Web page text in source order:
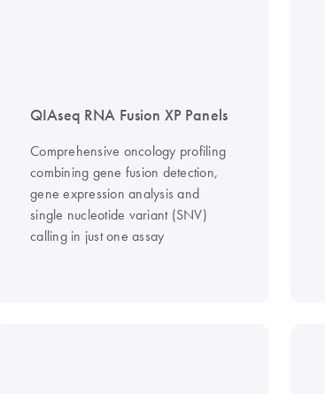
QIAseq RNA Fusion XP Panels
Comprehensive oncology profiling
combining gene fusion detection,
gene expression analysis and
single nucleotide variant (SNV)
calling in just one assay